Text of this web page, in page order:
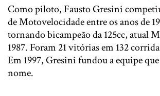
Como piloto, Fausto Gresini
de Motovelocidade entre os anos de
tornando bicampeão da 125cc, atual
1987. Foram 21 vitórias em 132
Em 1997, Gresini fundou a equipe
nome.